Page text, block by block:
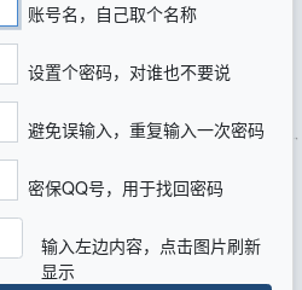
账号名，自己取个名称
设置个密码，对谁也不要说
避免误输入，重复输入一次密码
密保QQ号，用于找回密码
输入左边内容，点击图片刷新
显示